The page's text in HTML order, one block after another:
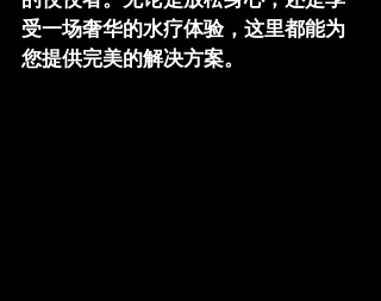
受一场奢华的水疗体验，这里都能为
您提供完美的解决方案。